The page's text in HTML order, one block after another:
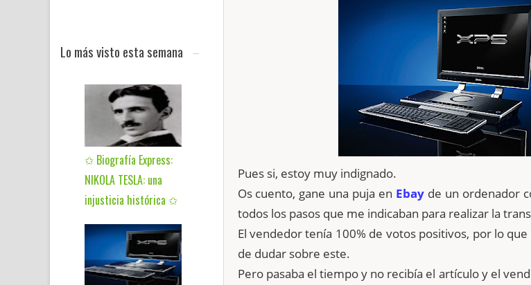
Lo más visto esta semana
✩ Biografía Express:
NIKOLA TESLA: una
injusticia histórica ✩
Pues si, estoy muy indignado.
Os cuento, gane una puja en Ebay de un ordenador
todos los pasos que me indicaban para realizar la
El vendedor tenía 100% de votos positivos, por lo
de dudar sobre este.
Pero pasaba el tiempo y no recibía el artículo y el